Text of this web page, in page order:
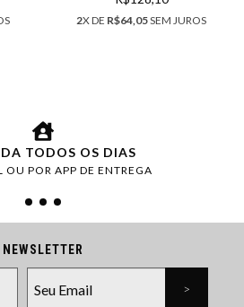
2X DE R$64,05SEM JUROS
TODOS OS DIAS
OU POR APP DE ENTREGA
NEWSLETTER